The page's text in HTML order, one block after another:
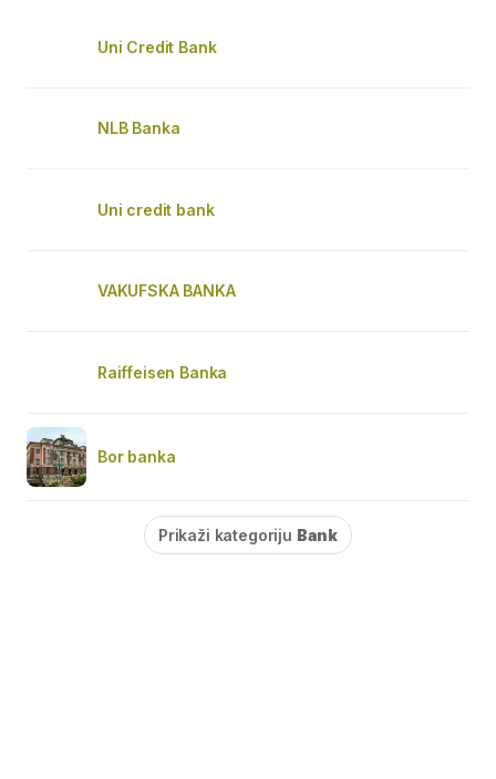
Uni Credit Bank
NLB Banka
Uni credit bank
VAKUFSKA BANKA
Raiffeisen Banka
Bor banka
Prikaži kategoriju Bank